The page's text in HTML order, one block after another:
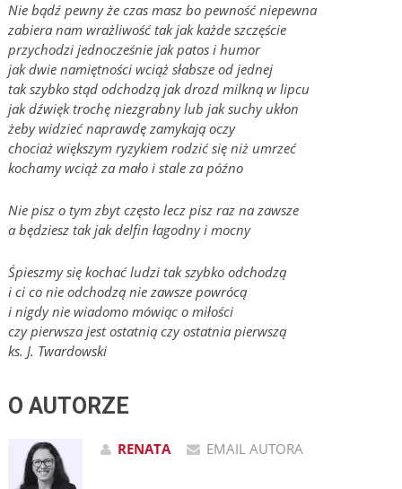
Nie bądź pewny że czas masz bo pewność niepewna
zabiera nam wrażliwość tak jak każde szczęście
przychodzi jednocześnie jak patos i humor
jak dwie namiętności wciąż słabsze od jednej
tak szybko stąd odchodzą jak drozd milkną w lipcu
jak dźwięk trochę niezgrabny lub jak suchy ukłon
żeby widzieć naprawdę zamykają oczy
chociaż większym ryzykiem rodzić się niż umrzeć
kochamy wciąż za mało i stale za późno
Nie pisz o tym zbyt często lecz pisz raz na zawsze
a będziesz tak jak delfin łagodny i mocny
Śpieszmy się kochać ludzi tak szybko odchodzą
i ci co nie odchodzą nie zawsze powrócą
i nigdy nie wiadomo mówiąc o miłości
czy pierwsza jest ostatnią czy ostatnia pierwszą
ks. J. Twardowski
O AUTORZE
RENATA EMAIL AUTORA